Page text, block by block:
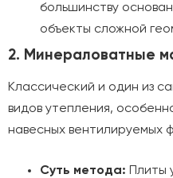
большинству
объекты сложной
2. Минераловатные
Классический и один из
видов утепления,
навесных вентилируемых
Суть метода: Плиты